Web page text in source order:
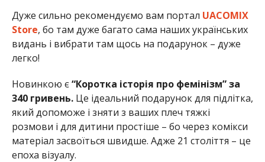
Дуже сильно рекомендуємо вам портал UACOMIX
Store, бо там дуже багато сама наших українських
видань і вибрати там щось на подарунок – дуже
легко!
Новинкою є“Коротка історія про фемінізм” за
340 гривень.Це ідеальний подарунок для підлітка,
який допоможе і зняти з ваших плеч тяжкі
розмови і для дитини простіше – бо через комікси
матеріал засвоїться швидше. Адже 21 століття – це
епоха візуалу.